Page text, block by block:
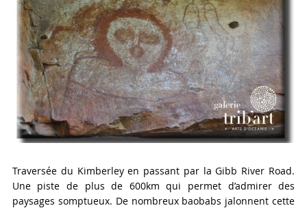
Traversée du Kimberley en passant par la Gibb River Road.
Une piste de plus de 600km qui permet d’admirer des
paysages somptueux. De nombreux baobabs jalonnent cette